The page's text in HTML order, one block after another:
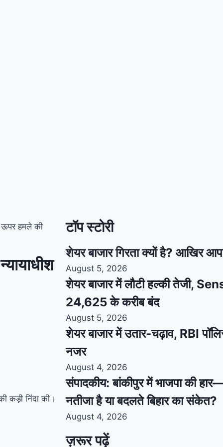
ऊपर हमले की
कड़ी निंदा की।
टॉप स्टोरी
शेयर बाजार गिरता क्यों है? आखिर
August 5, 2026
शेयर बाजार में लौटी हल्की तेजी,
24,625 के करीब बंद
August 5, 2026
शेयर बाजार में उतार-चढ़ाव, RBI
नजर
August 4, 2026
संपादकीय: बांकीपुर में भाजपा की
नतीजा है या बदलते बिहार का संकेत?
August 4, 2026
ज़रूर पढ़ें